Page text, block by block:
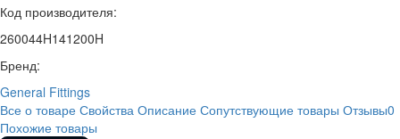
Код производителя:
260044H141200H
Бренд:
General Fittings
Все о товаре Свойства Описание Сопутствующие товары Отзывы0
Похожие товары